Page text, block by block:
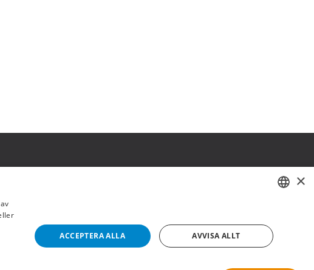
FI
×
ACCEPTERA ALLA AVVISA ALLT